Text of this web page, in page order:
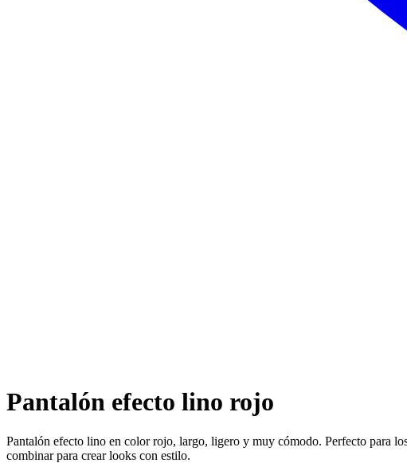
Pantalón efecto lino rojo
Pantalón efecto lino en color rojo, largo, ligero y muy cómodo. Perfecto para
combinar para crear looks con estilo.